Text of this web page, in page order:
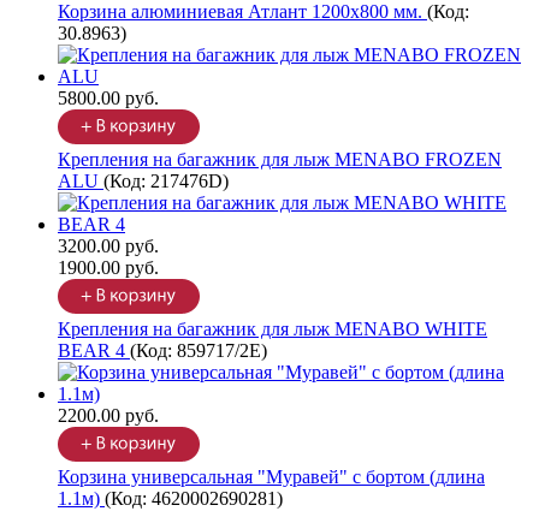
Корзина алюминиевая Атлант 1200х800 мм. (Код:
30.8963)
5800.00 руб.
Крепления на багажник для лыж MENABO FROZEN
ALU (Код: 217476D)
3200.00 руб.
1900.00 руб.
Крепления на багажник для лыж MENABO WHITE
BEAR 4 (Код: 859717/2Е)
2200.00 руб.
Корзина универсальная "Муравей" с бортом (длина
1.1м) (Код: 4620002690281)